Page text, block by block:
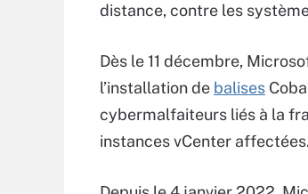
distance, contre les
Dès le 11 décembre,
l’installation de balises
cybermalfaiteurs liés à la
instances vCenter affectées.